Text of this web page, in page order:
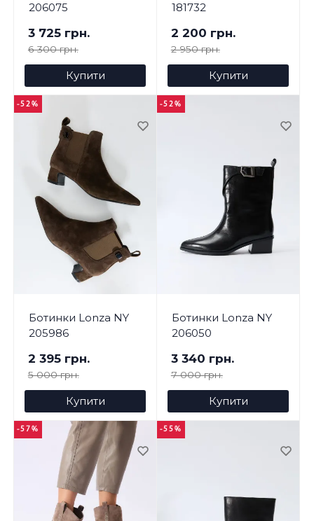
206075
3 725 грн.
6 300 грн.
Купити
181732
2 200 грн.
2 950 грн.
Купити
-52%
Ботинки Lonza NY
205986
2 395 грн.
5 000 грн.
Купити
-52%
Ботинки Lonza NY
206050
3 340 грн.
7 000 грн.
Купити
-57% -55%